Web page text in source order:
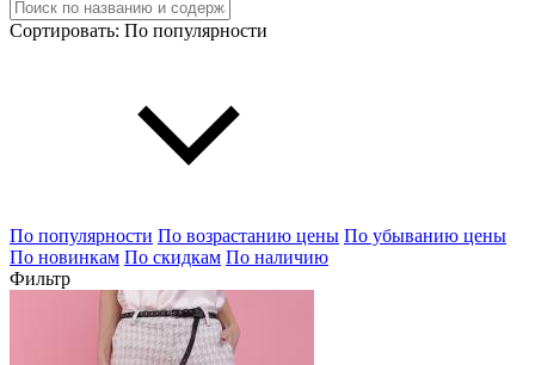
Сортировать: По популярности
По популярности По возрастанию цены По убыванию цены
По новинкам По скидкам По наличию
Фильтр